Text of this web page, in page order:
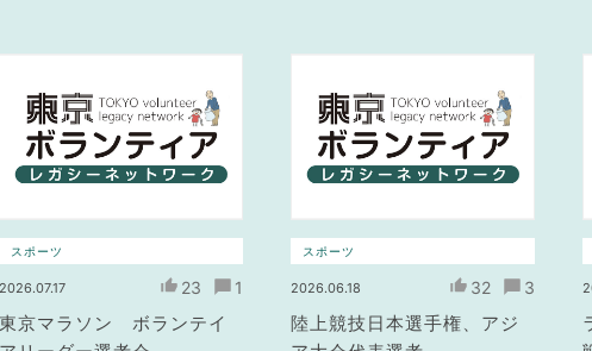
スポーツ
23 1
京マラソン ボランテイ
スポーツ
2026.06.18 32 3
陸上競技日本選手権、アジ